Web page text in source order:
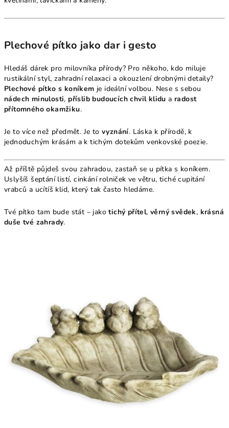
Plechové pítko jako dar i gesto
Hledáš dárek pro milovníka přírody? Pro někoho, kdo miluje
rustikální styl, zahradní relaxaci a okouzlení drobnými detaily?
Plechové pítko s koníkem je ideální volbou. Nese s sebou
nádech minulosti, příslib budoucích chvil klidu a radost
přítomného okamžiku.
Je to více než předmět. Je to vyznání. Láska k přírodě, k
jednoduchým krásám a k tichým dotekům venkovské poezie.
Až příště půjdeš svou zahradou, zastaň se u pítka s koníkem.
Uslyšíš šeptání listí, cinkání rolniček ve větru, tiché cupitání
vrabců a ucítíš klid, který tak často hledáme.
Tvé pítko tam bude stát – jakotichý přítel,věrný svědek, krásná
duše tvé zahrady.